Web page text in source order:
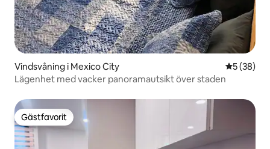
Vindsvåning i Mexico City 5 av 5 i
5 (38)
Lägenhet med vacker panoramautsikt över staden
Gästfavorit
Gästfavorit